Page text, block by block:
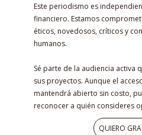
Este periodismo es
financiero. Estamos
éticos, novedosos, críticos y
humanos.
Sé parte de la audiencia activa
sus proyectos. Aunque el
mantendrá abierto sin costo,
reconocer a quién consideres
QUIERO